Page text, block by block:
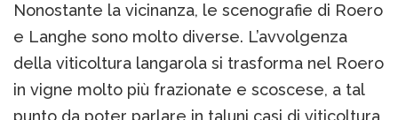
Nonostante la vicinanza, le scenografie di Roero
e Langhe sono molto diverse. L’avvolgenza
della viticoltura langarola si trasforma nel Roero
in vigne molto più frazionate e scoscese, a tal
punto da poter parlare in taluni casi di viticoltura